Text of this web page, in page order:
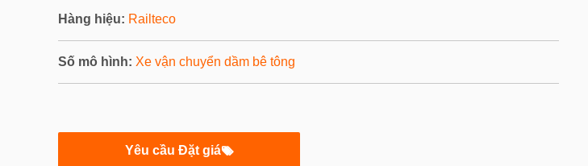
Hàng hiệu: Railteco
Số mô hình: Xe vận chuyển dầm bê tông
Yêu cầu Đặt giá